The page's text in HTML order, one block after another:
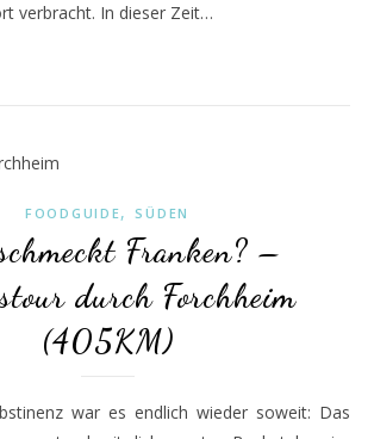
verbracht. In dieser Zeit…
FOODGUIDE,SÜDEN
Franken? –
durch Forchheim
(405KM)